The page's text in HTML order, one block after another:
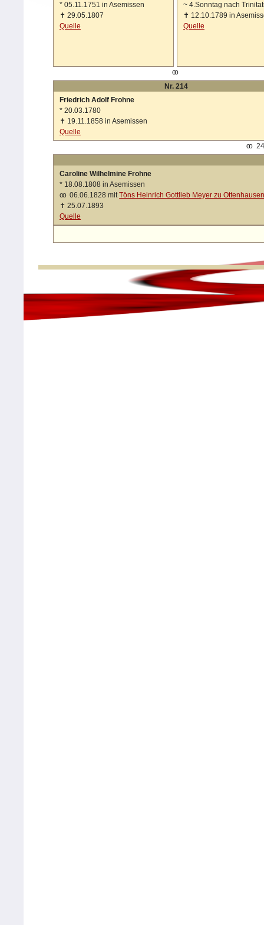
* 05.11.1751 in Asemissen
✝ 29.05.1807
Quelle
~ 4.Sonntag nach
✝ 12.10.1789 in
Quelle
oo
Nr. 214
Friedrich Adolf Frohne
* 20.03.1780
✝ 19.11.1858 in Asemissen
Quelle
oo
Caroline Wilhelmine Frohne
* 18.08.1808 in Asemissen
oo 06.06.1828 mitTöns Heinrich Gottlieb Meyer zu
✝ 25.07.1893
Quelle